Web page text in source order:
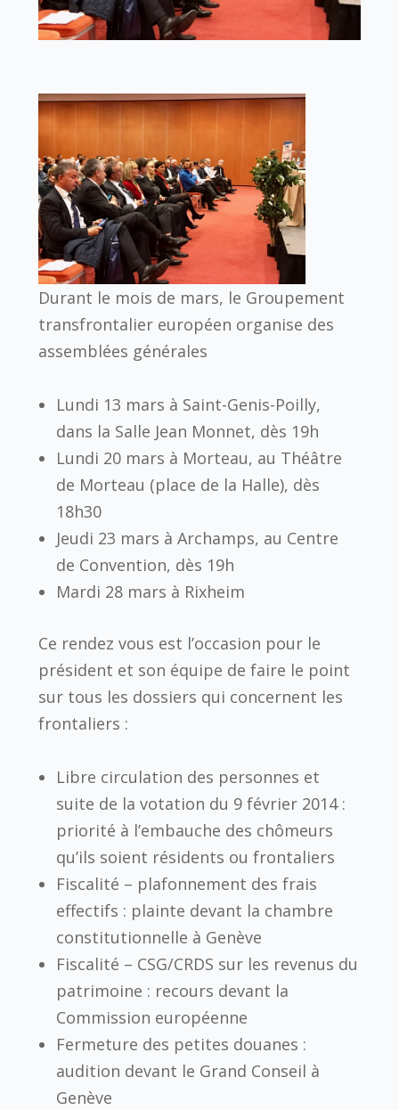
Durant le mois de mars, le Groupement
transfrontalier européen organise des
assemblées générales
Lundi 13 mars à Saint-Genis-Poilly,
dans la Salle Jean Monnet, dès 19h
Lundi 20 mars à Morteau, au Théâtre
de Morteau (place de la Halle), dès
18h30
Jeudi 23 mars à Archamps, au Centre
de Convention, dès 19h
Mardi 28 mars à Rixheim
Ce rendez vous est l’occasion pour le
président et son équipe de faire le point
sur tous les dossiers qui concernent les
frontaliers :
Libre circulation des personnes et
suite de la votation du 9 février 2014 :
priorité à l’embauche des chômeurs
qu’ils soient résidents ou frontaliers
Fiscalité – plafonnement des frais
effectifs : plainte devant la chambre
constitutionnelle à Genève
Fiscalité – CSG/CRDS sur les revenus du
patrimoine : recours devant la
Commission européenne
Fermeture des petites douanes :
audition devant le Grand Conseil à
Genève